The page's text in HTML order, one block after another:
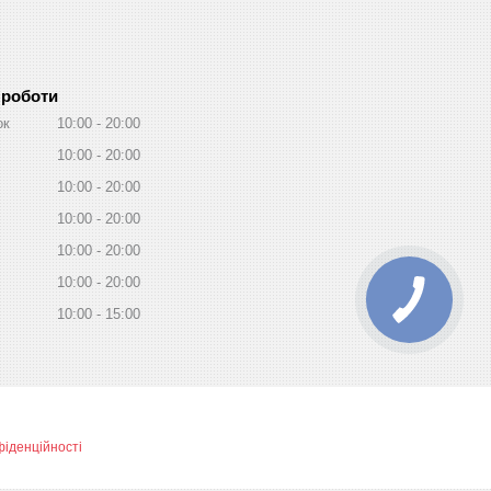
10:00
20:00
10:00
20:00
10:00
20:00
10:00
20:00
10:00
20:00
10:00
20:00
10:00 15:00